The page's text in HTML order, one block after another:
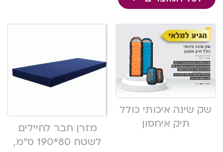
שק שינה איכותי כולל
תיק איחסון
מזרן חבר לחיילים
לשטח 80*190 ס”מ,